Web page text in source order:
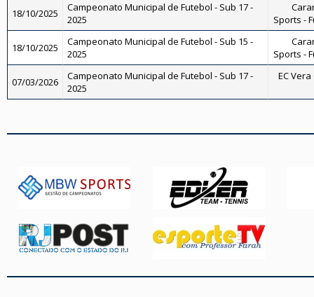
18/10/2025
Campeonato Municipal de Futebol - Sub 17 -
2025
Sports -
18/10/2025
Campeonato Municipal de Futebol - Sub 15 -
2025
Sports -
07/03/2026
Campeonato Municipal de Futebol - Sub 17 -
2025
EC